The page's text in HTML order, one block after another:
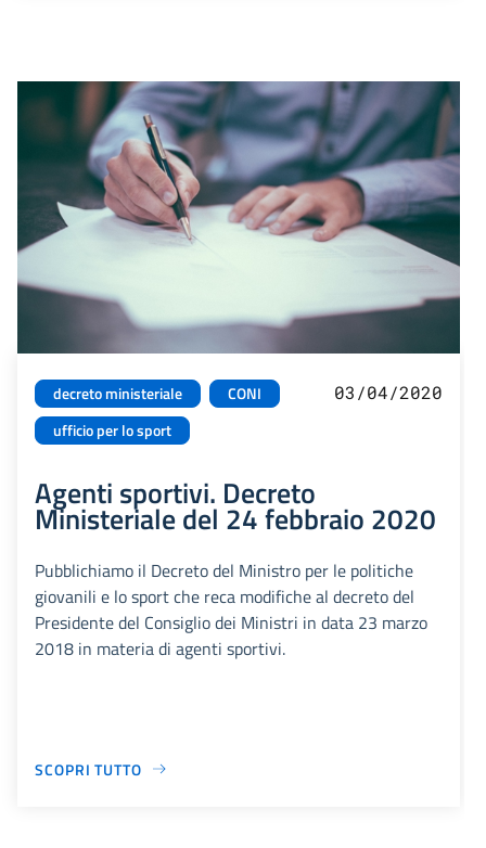
decreto ministeriale
CONI
ufficio per lo sport
03/04/2020
Agenti sportivi. Decreto
Ministeriale del 24 febbraio 2020
Pubblichiamo il Decreto del Ministro per le politiche
giovanili e lo sport che reca modifiche al decreto del
Presidente del Consiglio dei Ministri in data 23 marzo
2018 in materia di agenti sportivi.
SCOPRI TUTTO